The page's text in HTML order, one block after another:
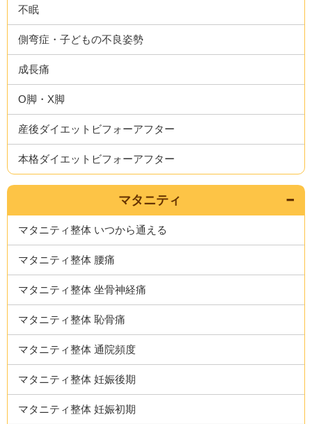
不眠
側弯症・子どもの不良姿勢
成長痛
O脚・X脚
産後ダイエットビフォーアフター
本格ダイエットビフォーアフター
マタニティ
マタニティ整体 いつから通える
マタニティ整体 腰痛
マタニティ整体 坐骨神経痛
マタニティ整体 恥骨痛
マタニティ整体 通院頻度
マタニティ整体 妊娠後期
マタニティ整体 妊娠初期